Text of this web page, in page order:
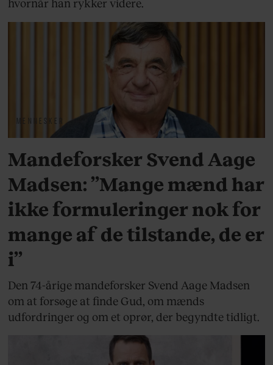
hvornår han rykker videre.
MENNESKER
Mandeforsker Svend Aage
Madsen: ”Mange mænd har
ikke formuleringer nok for
mange af de tilstande, de er
i”
Den 74-årige mandeforsker Svend Aage Madsen
om at forsøge at finde Gud, om mænds
udfordringer og om et oprør, der begyndte tidligt.